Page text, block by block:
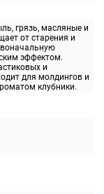
грязь, масляные и
от старения и
эффектом.
и
для молдингов и
клубники.